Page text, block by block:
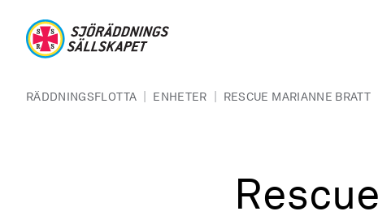
RÄDDNINGSFLOTTA | ENHETER | RESCUE MARIANNE BRATT